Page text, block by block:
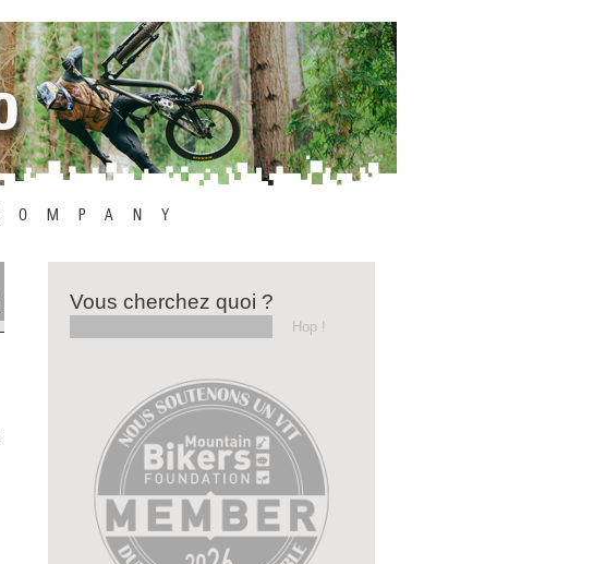
Vous cherchez quoi ?